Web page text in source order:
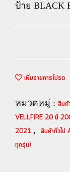
ป้าย BLACK
เพิ่มรายการโปรด
หมวดหมู่ : สิน
VELLFIRE 20 ปี
2021 , สินค้าทั่วไ
ทุกรุ่น)